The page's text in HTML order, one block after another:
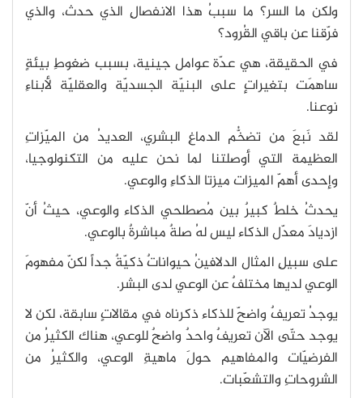
ولكن ما السر؟ ما سببُ هذا الانفصالِ الذي حدث، والذي
فرّقنا عن باقي القُرود؟
في الحقيقة، هي عدّة عوامل جينية، بسبب ضغوطِ بيئةٍ
ساهمَت بتغيراتٕ على البنيّة الجسديّة والعقليّة لأبناءِ
نوعنا.
لقد نَبعَ من تضخُّم الدماغِ البشري، العديدُ من الميّزاتِ
العظيمة التي أوصلتنا لما نحن عليه من التكنولوجيا،
وإحدى أهمّ الميزات ميزتا الذكاءِ والوعي.
يحدثُ خلطٌ كبيرٌ بين مُصطلحي الذكاء والوعي، حيثُ أنّ
ازديادَ معدّل الذكاء ليس لهُ صلةٌ مباشرةٌ بالوعي.
على سبيلِ المثال الدلافينُ حيواناتٌ ذكيّةٌ جداً لكنّ مفهومَ
الوعي لديها مختلفٌ عن الوعي لدى البشر.
يوجدُ تعريفٌ واضحّ للذكاء ذكرناه في مقالاتٍ سابقة، لكن لا
يوجد حتّى الآن تعريفٌ واحدٌ واضحٌ للوعي، هناك الكثيرُ من
الفرضيّات والمفاهيم حولَ ماهيةِ الوعي، والكثيرُ من
الشروحاتِ والتشعّبات.